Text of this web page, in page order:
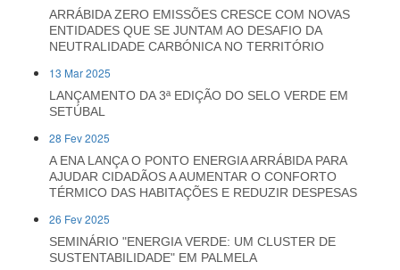
ARRÁBIDA ZERO EMISSÕES CRESCE COM NOVAS
ENTIDADES QUE SE JUNTAM AO DESAFIO DA
NEUTRALIDADE CARBÓNICA NO TERRITÓRIO
13 Mar 2025
LANÇAMENTO DA 3ª EDIÇÃO DO SELO VERDE EM
SETÚBAL
28 Fev 2025
A ENA LANÇA O PONTO ENERGIA ARRÁBIDA PARA
AJUDAR CIDADÃOS A AUMENTAR O CONFORTO
TÉRMICO DAS HABITAÇÕES E REDUZIR DESPESAS
26 Fev 2025
SEMINÁRIO "ENERGIA VERDE: UM CLUSTER DE
SUSTENTABILIDADE" EM PALMELA